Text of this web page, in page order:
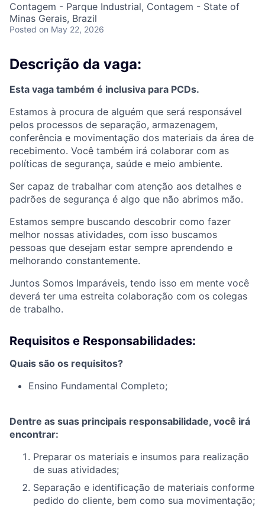
Contagem - Parque Industrial, Contagem - State of
Minas Gerais, Brazil
Posted on May 22, 2026
Descrição da vaga:
Esta vaga também é inclusiva para PCDs.
Estamos à procura de alguém que será responsável
pelos processos de separação, armazenagem,
conferência e movimentação dos materiais da área de
recebimento. Você também irá colaborar com as
políticas de segurança, saúde e meio ambiente.
Ser capaz de trabalhar com atenção aos detalhes e
padrões de segurança é algo que não abrimos mão.
Estamos sempre buscando descobrir como fazer
melhor nossas atividades, com isso buscamos
pessoas que desejam estar sempre aprendendo e
melhorando constantemente.
Juntos Somos Imparáveis, tendo isso em mente você
deverá ter uma estreita colaboração com os colegas
de trabalho.
Requisitos e Responsabilidades:
Quais são os requisitos?
Ensino Fundamental Completo;
Dentre as suas principais responsabilidade, você irá
encontrar:
Preparar os materiais e insumos para realização
de suas atividades;
Separação e identificação de materiais conforme
pedido do cliente, bem como sua movimentação;